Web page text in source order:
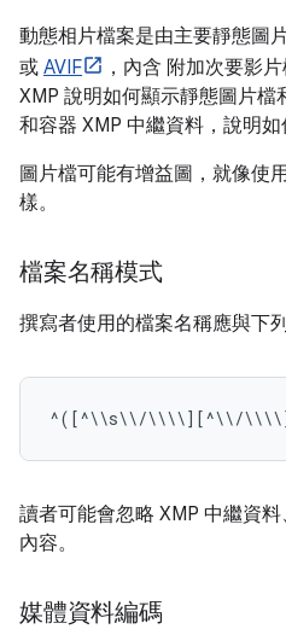
動態相片檔案是由主要靜態圖
或 AVIF
，內含 附加次要影
XMP 說明如何顯示靜態圖片
和容器 XMP 中繼資料，說明如
圖片檔可能有增益圖，就像使
樣。
檔案名稱模式
撰寫者使用的檔案名稱應與下
讀者可能會忽略 XMP 中繼資
內容。
媒體資料編碼